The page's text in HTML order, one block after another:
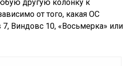
другую колонку к
от того, какая ОС
7, Виндовс 10, «Восьмерка» или